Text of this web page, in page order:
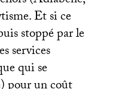
Et si ce
stoppé par le
services
qui se